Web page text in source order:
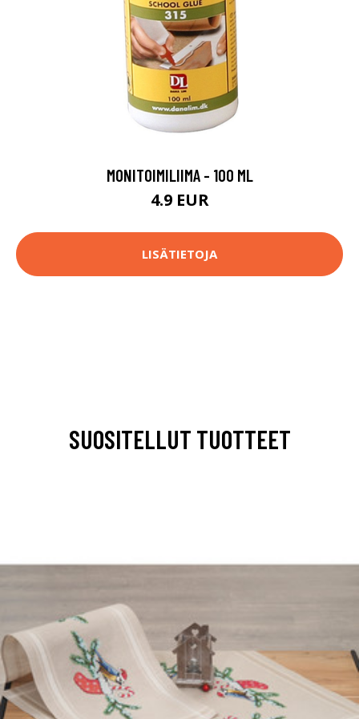
MONITOIMILIIMA - 100 ML
4.9 EUR
LISÄTIETOJA
SUOSITELLUT TUOTTEET